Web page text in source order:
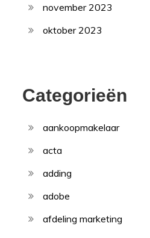
november 2023
oktober 2023
Categorieën
aankoopmakelaar
acta
adding
adobe
afdeling marketing